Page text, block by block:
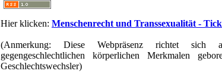
Hier klicken: Menschenrecht und Transsexualität -
(Anmerkung: Diese Webpräsenz richtet
gegengeschlechtlichen körperlichen Merkmalen
Geschlechtswechsler)